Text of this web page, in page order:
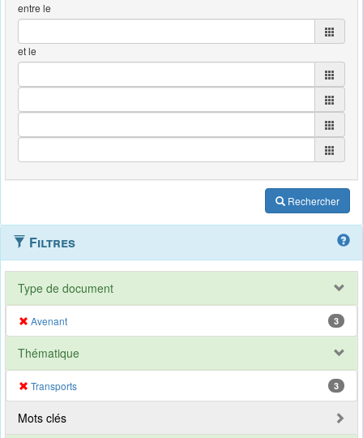
entre le
et le
Rechercher
Filtres
Type de document
Avenant 3
Thématique
Transports 3
Mots clés